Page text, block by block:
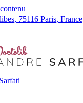
75116 Paris, France